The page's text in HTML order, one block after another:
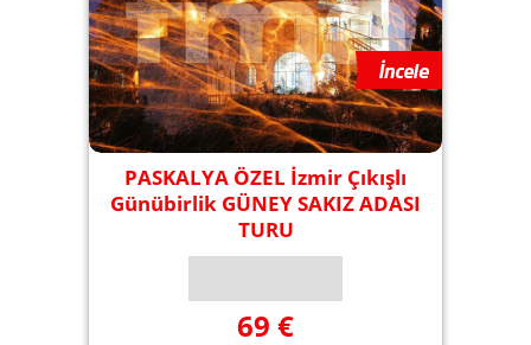
PASKALYA ÖZEL İzmir Çıkışlı
Günübirlik GÜNEY SAKIZ ADASI
TURU
69 €